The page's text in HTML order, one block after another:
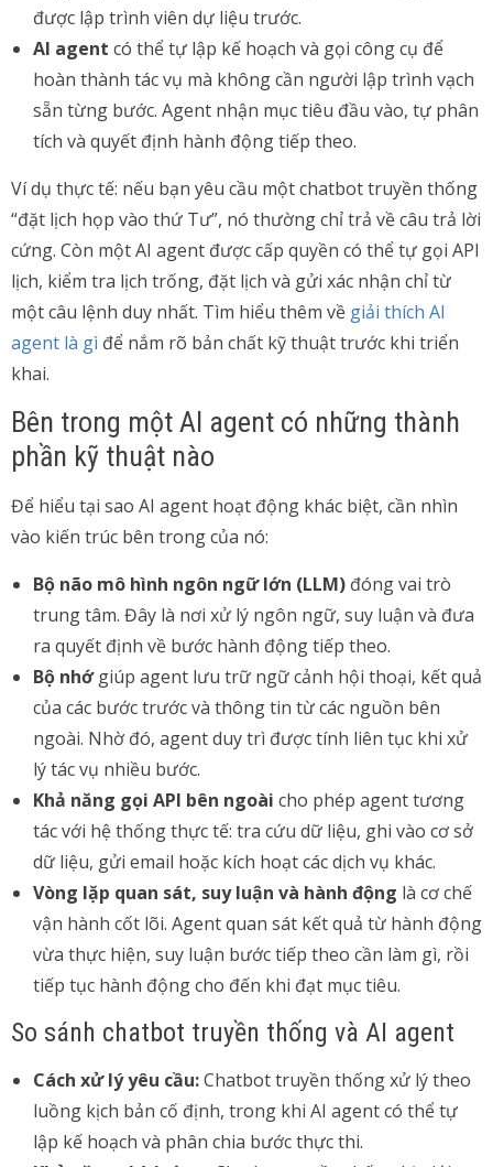
được lập trình viên dự liệu trước.
AI agent có thể tự lập kế hoạch và gọi công cụ để
hoàn thành tác vụ mà không cần người lập trình vạch
sẵn từng bước. Agent nhận mục tiêu đầu vào, tự phân
tích và quyết định hành động tiếp theo.
Ví dụ thực tế: nếu bạn yêu cầu một chatbot truyền thống
“đặt lịch họp vào thứ Tư”, nó thường chỉ trả về câu trả lời
cứng. Còn một AI agent được cấp quyền có thể tự gọi API
lịch, kiểm tra lịch trống, đặt lịch và gửi xác nhận chỉ từ
một câu lệnh duy nhất. Tìm hiểu thêm về giải thích AI
agent là gì để nắm rõ bản chất kỹ thuật trước khi triển
khai.
Bên trong một AI agent có những thành
phần kỹ thuật nào
Để hiểu tại sao AI agent hoạt động khác biệt, cần nhìn
vào kiến trúc bên trong của nó:
Bộ não mô hình ngôn ngữ lớn (LLM) đóng vai trò
trung tâm. Đây là nơi xử lý ngôn ngữ, suy luận và đưa
ra quyết định về bước hành động tiếp theo.
Bộ nhớgiúp agent lưu trữ ngữ cảnh hội thoại, kết quả
của các bước trước và thông tin từ các nguồn bên
ngoài. Nhờ đó, agent duy trì được tính liên tục khi xử
lý tác vụ nhiều bước.
Khả năng gọi API bên ngoài cho phép agent tương
tác với hệ thống thực tế: tra cứu dữ liệu, ghi vào cơ sở
dữ liệu, gửi email hoặc kích hoạt các dịch vụ khác.
Vòng lặp quan sát, suy luận và hành động là cơ chế
vận hành cốt lõi. Agent quan sát kết quả từ hành động
vừa thực hiện, suy luận bước tiếp theo cần làm gì, rồi
tiếp tục hành động cho đến khi đạt mục tiêu.
So sánh chatbot truyền thống và AI agent
Cách xử lý yêu cầu:Chatbot truyền thống xử lý theo
luồng kịch bản cố định, trong khi AI agent có thể tự
lập kế hoạch và phân chia bước thực thi.